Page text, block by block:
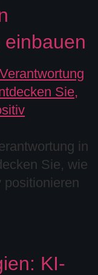
in
Sie, wie
positionieren
KI-